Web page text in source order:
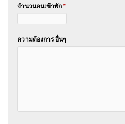
จำนวนคนเข้าพัก *
ความต้องการ อื่นๆ